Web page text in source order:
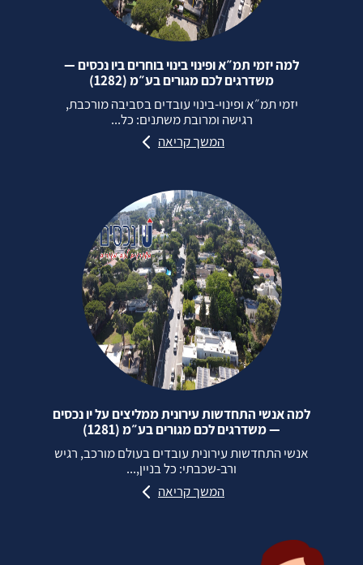
למה יזמי תמ״א ופינוי בינוי בוחרים ביו נכסים —
משדרגים לכם מגורים בע״מ (1282)
יזמי תמ״א ופינוי‑בינוי עובדים בסביבה מורכבת,
רגישה ומרובת משתנים: כל...
המשך קריאה
למה אנשי התחדשות עירונית ממליצים על יו נכסים
— משדרגים לכם מגורים בע״מ (1281)
אנשי התחדשות עירונית עובדים בעולם מורכב, רגיש
ורב‑שכבתי: כל בניין,...
המשך קריאה